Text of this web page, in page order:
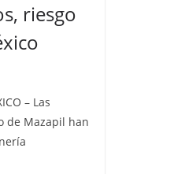
riesgo
– Las
de Mazapil han